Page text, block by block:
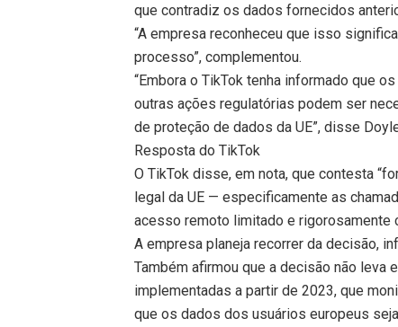
que contradiz os dados fornecidos
“A empresa reconheceu que isso
processo”, complementou.
“Embora o TikTok tenha informado que
outras ações regulatórias podem ser
de proteção de dados da UE”, disse
Resposta do TikTok
O TikTok disse, em nota, que contesta
legal da UE — especificamente as
acesso remoto limitado e rigorosamente
A empresa planeja recorrer da decisão,
Também afirmou que a decisão não leva
implementadas a partir de 2023, que
que os dados dos usuários europeus